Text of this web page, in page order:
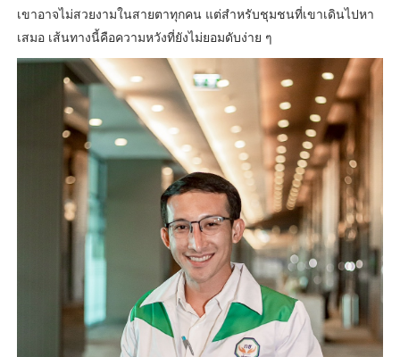
เขาอาจไม่สวยงามในสายตาทุกคน แต่สำหรับชุมชนที่เขาเดินไปหา
เสมอ เส้นทางนี้คือความหวังที่ยังไม่ยอมดับง่าย ๆ